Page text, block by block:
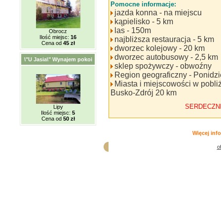
Obrocz
Ilość miejsc: 16
Cena od 45 zł
\"U Jasia\" Wynajem pokoi
Lipy
Ilość miejsc: 5
Cena od 50 zł
Pomocne informacje:
jazda konna - na miejscu
kąpielisko - 5 km
las - 150m
najbliższa restauracja - 5 km
dworzec kolejowy - 20 km
dworzec autobusowy - 2,5 km
sklep spożywczy - obwoźny
Region geograficzny -
Miasta i miejscowości w
Busko-Zdrój 20 km
Więcej